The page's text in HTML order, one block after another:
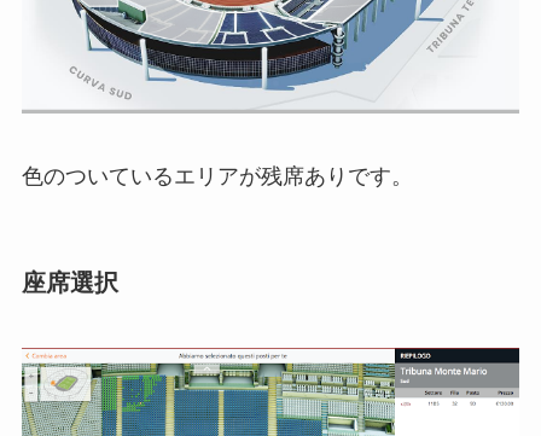
色のついているエリアが残席ありです。
座席選択